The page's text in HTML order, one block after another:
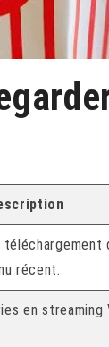
récent.
en streaming